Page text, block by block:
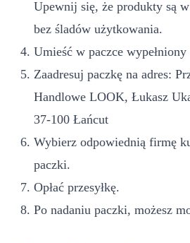
Upewnij się, że produkty są
bez śladów użytkowania.
Umieść w paczce
Zaadresuj paczkę na adres:
Handlowe LOOK, Łukasz
37-100 Łańcut
Wybierz odpowiednią firmę
paczki.
Opłać przesyłkę.
Po nadaniu paczki, możesz